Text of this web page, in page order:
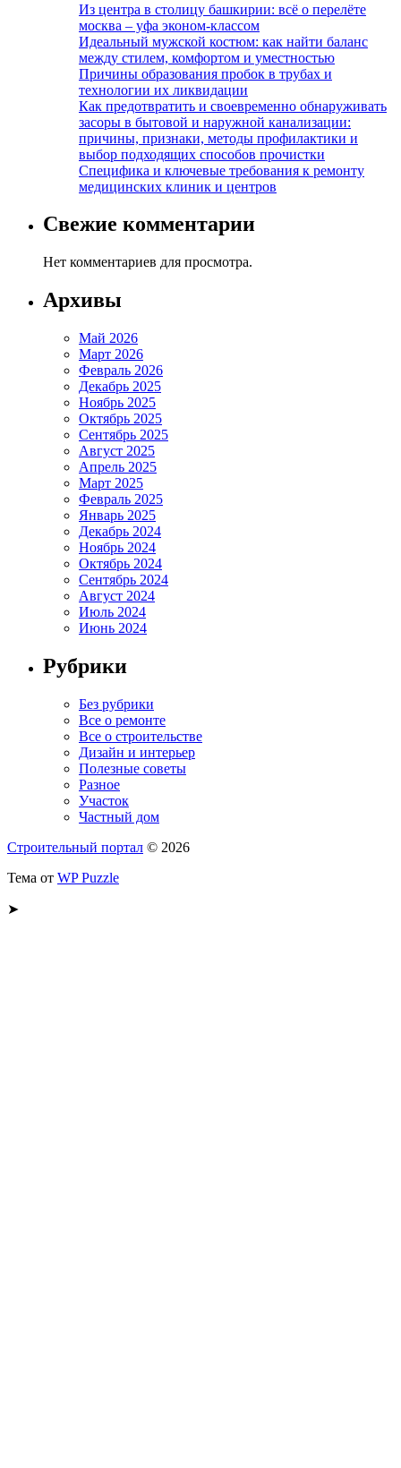
Из центра в столицу башкирии: всё о перелёте
москва – уфа эконом-классом
Идеальный мужской костюм: как найти баланс
между стилем, комфортом и уместностью
Причины образования пробок в трубах и
технологии их ликвидации
Как предотвратить и своевременно обнаруживать
засоры в бытовой и наружной канализации:
причины, признаки, методы профилактики и
выбор подходящих способов прочистки
Специфика и ключевые требования к ремонту
медицинских клиник и центров
Свежие комментарии
Нет комментариев для просмотра.
Архивы
Май 2026
Март 2026
Февраль 2026
Декабрь 2025
Ноябрь 2025
Октябрь 2025
Сентябрь 2025
Август 2025
Апрель 2025
Март 2025
Февраль 2025
Январь 2025
Декабрь 2024
Ноябрь 2024
Октябрь 2024
Сентябрь 2024
Август 2024
Июль 2024
Июнь 2024
Рубрики
Без рубрики
Все о ремонте
Все о строительстве
Дизайн и интерьер
Полезные советы
Разное
Участок
Частный дом
Строительный портал © 2026
Тема от WP Puzzle
➤